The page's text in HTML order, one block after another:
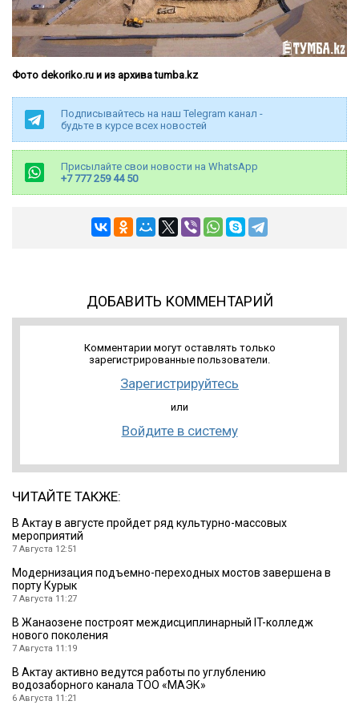
Фото dekoriko.ru и из архива tumba.kz
Подписывайтесь на наш Telegram канал -
будьте в курсе всех новостей
Присылайте свои новости на WhatsApp
+7 777 259 44 50
ДОБАВИТЬ КОММЕНТАРИЙ
Комментарии могут оставлять только
зарегистрированные пользователи.
Зарегистрируйтесь
или
Войдите в систему
ЧИТАЙТЕ ТАКЖЕ:
В Актау в августе пройдет ряд культурно-массовых
мероприятий
7 Августа 12:51
Модернизация подъемно-переходных мостов завершена в
порту Курык
7 Августа 11:27
В Жанаозене построят междисциплинарный IT-колледж
нового поколения
7 Августа 11:19
В Актау активно ведутся работы по углублению
водозаборного канала ТОО «МАЭК»
6 Августа 11:21